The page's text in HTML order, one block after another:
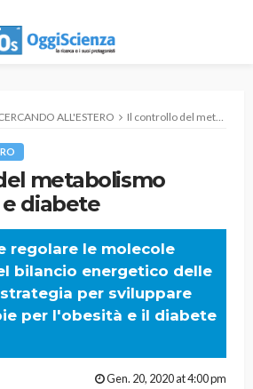
ALL'ESTERO Il controllo del metabolismo nell’obesità e diabete
metabolismo
e diabete
regolare le molecole
bilancio energetico delle
per sviluppare
per l'obesità e il diabete
Gen. 20, 2020 at 4:00 pm